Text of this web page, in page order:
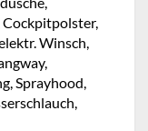
Winsch,
Sprayhood,